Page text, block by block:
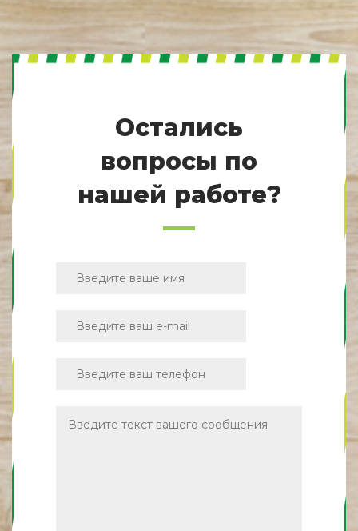
Остались
вопросы по
нашей работе?